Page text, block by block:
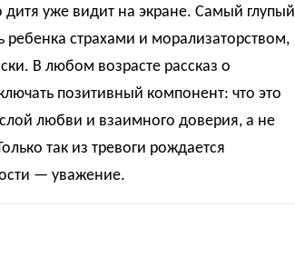
дитя уже видит на экране. Самый глупый
страхами и морализаторством,
В любом возрасте рассказ о
позитивный компонент: что это
любви и взаимного доверия, а не
так из тревоги рождается
— уважение.